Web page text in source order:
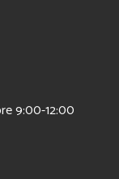
9:00-12:00